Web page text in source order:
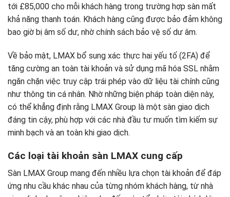
tới £85,000 cho mỗi khách hàng trong trường hợp sàn mất
khả năng thanh toán. Khách hàng cũng được bảo đảm không
bao giờ bị âm số dư, nhờ chính sách bảo vệ số dư âm.
Về bảo mật, LMAX bổ sung xác thực hai yếu tố (2FA) để
tăng cường an toàn tài khoản và sử dụng mã hóa SSL nhằm
ngăn chặn việc truy cập trái phép vào dữ liệu tài chính cũng
như thông tin cá nhân. Nhờ những biện pháp toàn diện này,
có thể khẳng định rằng LMAX Group là một sàn giao dịch
đáng tin cậy, phù hợp với các nhà đầu tư muốn tìm kiếm sự
minh bạch và an toàn khi giao dịch.
Các loại tài khoản sàn LMAX cung cấp
Sàn LMAX Group mang đến nhiều lựa chọn tài khoản để đáp
ứng nhu cầu khác nhau của từng nhóm khách hàng, từ nhà